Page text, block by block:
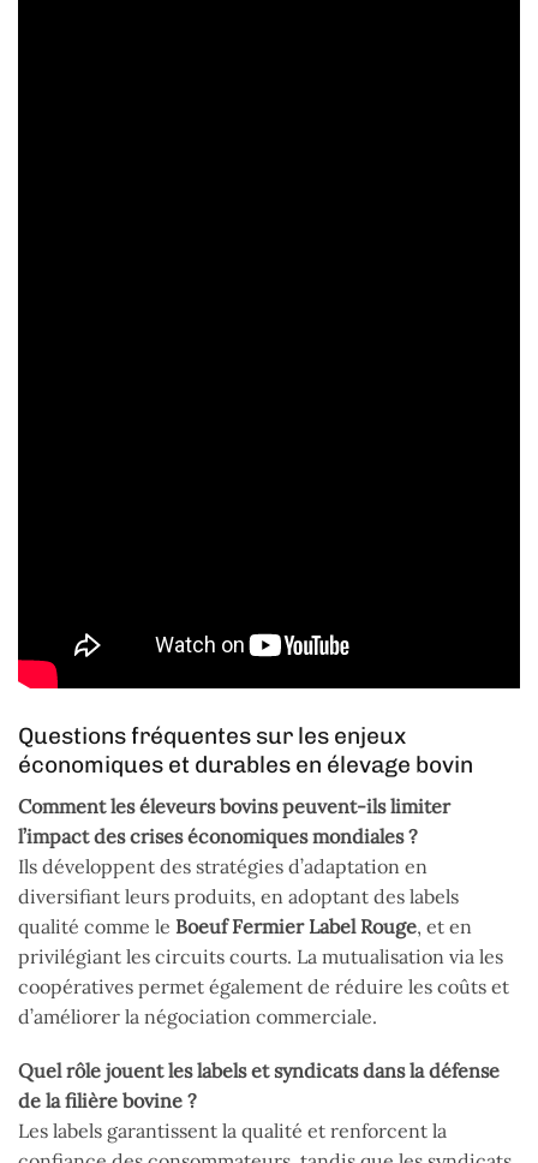
Questions fréquentes sur les enjeux
économiques et durables en élevage bovin
Comment les éleveurs bovins peuvent-ils limiter
l’impact des crises économiques mondiales ?
Ils développent des stratégies d’adaptation en
diversifiant leurs produits, en adoptant des labels
qualité comme le Boeuf Fermier Label Rouge, et en
privilégiant les circuits courts. La mutualisation via les
coopératives permet également de réduire les coûts et
d’améliorer la négociation commerciale.
Quel rôle jouent les labels et syndicats dans la défense
de la filière bovine ?
Les labels garantissent la qualité et renforcent la